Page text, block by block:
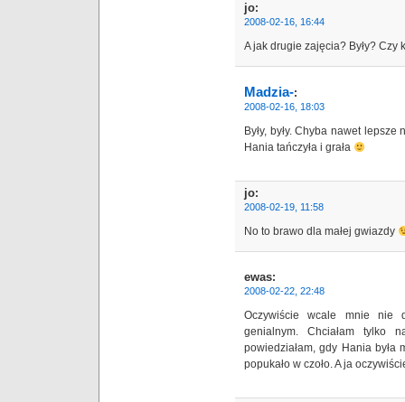
jo:
2008-02-16, 16:44
A jak drugie zajęcia? Były? Czy
Madzia-:
2008-02-16, 18:03
Były, były. Chyba nawet
Hania tańczyła i grała
jo:
2008-02-19, 11:58
No to brawo dla małej gwiazdy
ewas:
2008-02-22, 22:48
Oczywiście wcale mnie nie
genialnym. Chciałam tylko
powiedziałam, gdy Hania
popukało w czoło. A ja